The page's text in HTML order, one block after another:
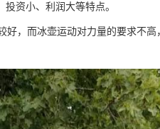
资小、利润大等特点。
好，而冰壶运动对力量的要求不高